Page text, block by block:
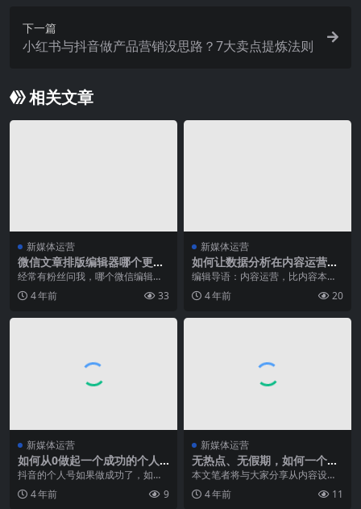
下一篇
小红书与抖音做产品营销没思路？7大卖点提炼法则
相关文章
新媒体运营
微信文章排版编辑器哪个更好
用？我做了次评测。
经常有粉丝问我，哪个微信编辑器
更好用？ 因为微信后台虽然可以编
辑文章，但实在太干...
4 年前 33
新媒体运营
如何让数据分析在内容运营中
发挥作用？
编辑导语：内容运营，比内容本身
更重要的是好的内容分发矩阵，运
营需要了解各大平台的...
4 年前 20
新媒体运营
如何从0做起一个成功的个人
抖音号？
抖音的个人号如果做成功了，如今
也是很值钱的，那么在资源、资金
不充分的条件下，想做...
4 年前 9
新媒体运营
无热点、无假期，如何一个月
内涨粉3万？
本文笔者将与大家分享从内容设计
到运营技巧，再到日常活动策划，
让你轻松实现公众号粉...
4 年前 11